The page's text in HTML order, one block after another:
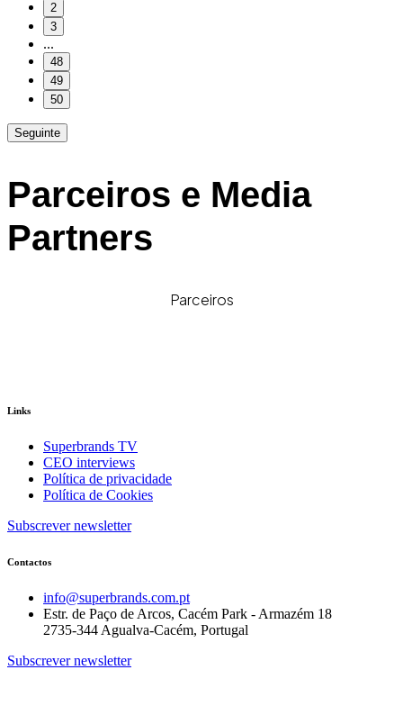
2
3
...
48
49
50
Seguinte
Parceiros e Media
Partners
Parceiros
Links
Superbrands TV
CEO interviews
Política de privacidade
Política de Cookies
Subscrever newsletter
Contactos
info@superbrands.com.pt
Estr. de Paço de Arcos, Cacém Park - Armazém 18
2735-344 Agualva-Cacém, Portugal
Subscrever newsletter